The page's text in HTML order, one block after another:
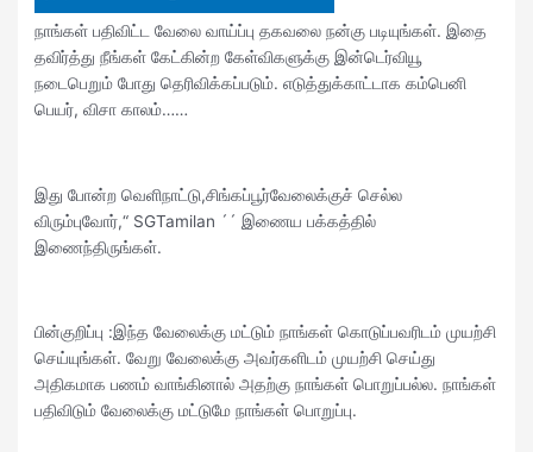
நாங்கள் பதிவிட்ட வேலை வாய்ப்பு தகவலை நன்கு படியுங்கள். இதை
தவிர்த்து நீங்கள் கேட்கின்ற கேள்விகளுக்கு இன்டெர்வியூ
நடைபெறும் போது தெரிவிக்கப்படும். எடுத்துக்காட்டாக கம்பெனி
பெயர், விசா காலம்……
இது போன்ற வெளிநாட்டு,சிங்கப்பூர்வேலைக்குச் செல்ல
விரும்புவோர்,“ SGTamilan ´´ இணைய பக்கத்தில்
இணைந்திருங்கள்.
பின்குறிப்பு :இந்த வேலைக்கு மட்டும் நாங்கள் கொடுப்பவரிடம் முயற்சி
செய்யுங்கள். வேறு வேலைக்கு அவர்களிடம் முயற்சி செய்து
அதிகமாக பணம் வாங்கினால் அதற்கு நாங்கள் பொறுப்பல்ல. நாங்கள்
பதிவிடும் வேலைக்கு மட்டுமே நாங்கள் பொறுப்பு.